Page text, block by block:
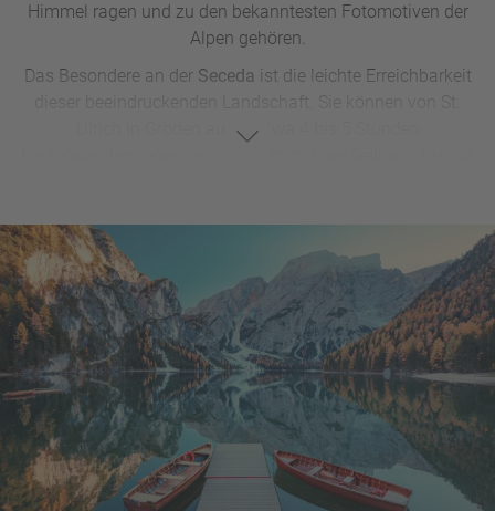
Himmel ragen und zu den bekanntesten Fotomotiven der
Alpen gehören.
Das Besondere an der Seceda ist die leichte Erreichbarkeit
Ulrich in Gröden aus in etwa 4 bis 5 Stunden
Panorama. Zahlreiche
über sanfte Almböden und aussichtsreiche Höhenrücken,
vorbei an urigen
Hütten
und mit beeindruckenden
Tiefblicken ins Grödnertal.
Seceda Wanderung:
Start: ab Bergstation Seceda
Höhenmeter: 400-600 m
Länge: 8-10 km
Gehzeit: 3-4 h